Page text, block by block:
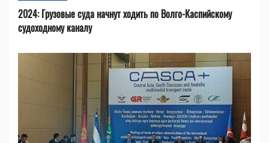
2024: Грузовые суда начнут ходить по Волго-Каспийскому
судоходному каналу